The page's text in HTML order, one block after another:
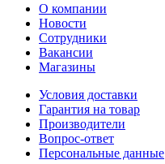
О компании
Новости
Сотрудники
Вакансии
Магазины
Условия доставки
Гарантия на товар
Производители
Вопрос-ответ
Персональные данные